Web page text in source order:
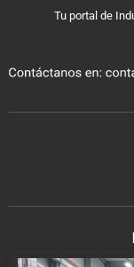
Tu portal de